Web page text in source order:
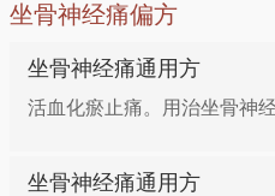
坐骨神经痛偏方
坐骨神经痛通用方
活血化瘀止痛。用治坐骨神经
坐骨神经痛通用方